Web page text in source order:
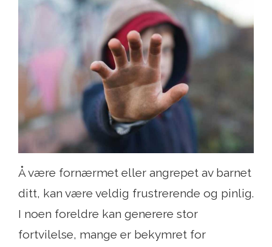
Å være fornærmet eller angrepet av barnet
ditt, kan være veldig frustrerende og pinlig.
I noen foreldre kan generere stor
fortvilelse, mange er bekymret for